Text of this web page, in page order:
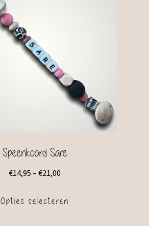
Speenkoord Sare
€14,95 – €21,00
Opties selecteren